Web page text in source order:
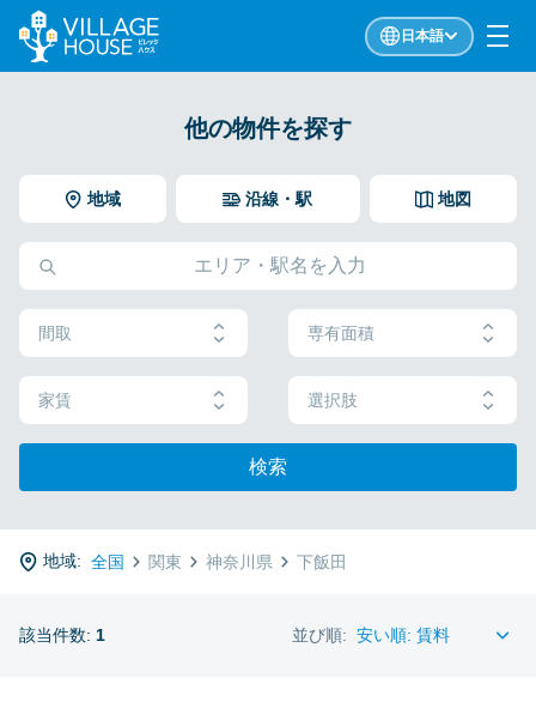
日本語
他の物件を探す
地域 地図
沿線・駅
間取 専有面積
家賃 選択肢
検索
地域: 全国 関東 神奈川県 下飯田
該当件数: 1 並び順: